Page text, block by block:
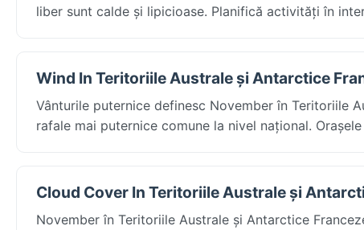
liber sunt calde și lipicioase. Planifică activități în
Wind In Teritoriile Australe și Antarctice
Vânturile puternice definesc November în Teritoriile
rafale mai puternice comune la nivel național.
Cloud Cover In Teritoriile Australe și
November în Teritoriile Australe și Antarctice